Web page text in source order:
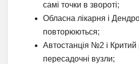
самі точки в звороті;
Обласна лікарня і
повторюються;
Автостанція №2 і
пересадочні вузли;